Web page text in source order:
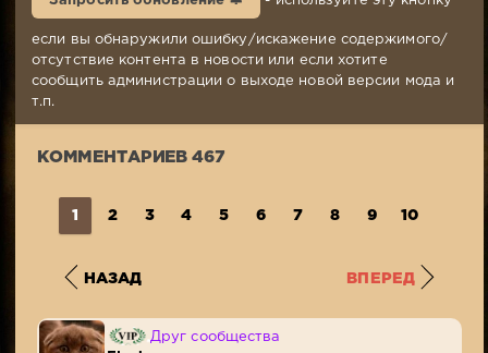
22:59
467
если вы обнаружили ошибку/искажение содержимого/
отсутствие контента в новости или если хотите
сообщить администрации о выходе новой версии мода и
т.п.
КОММЕНТАРИЕВ 467
1 2 3 4 5 6 7 8 9 10
НАЗАД ВПЕРЕД
Друг сообщества